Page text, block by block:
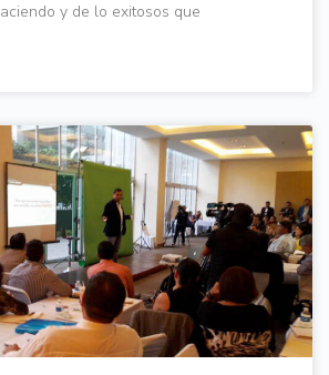
y de lo exitosos que